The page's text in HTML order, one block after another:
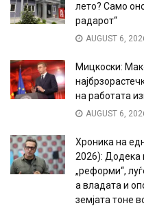
лето? Само
радарот“
AUGUST 6,
Мицкоски:
на работата
AUGUST 6,
Хроника на
2026): Додека
„реформи“,
а владата и
земјата тоне